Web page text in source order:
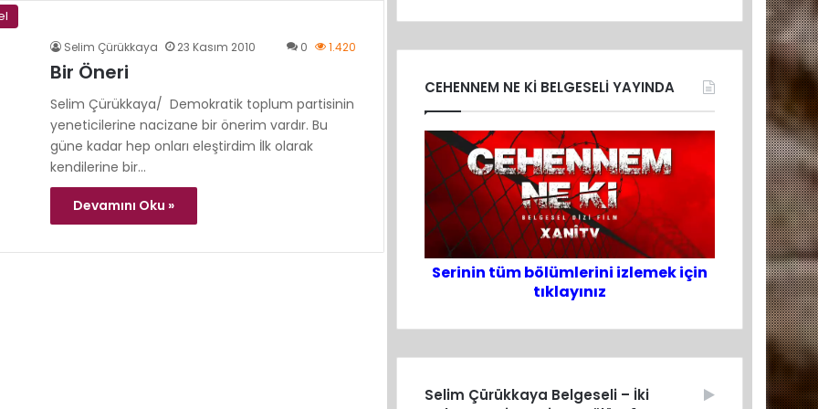
Selim Çürükkaya 23 Kasım 2010 0 1.420
Bir Öneri
Selim Çürükkaya/ Demokratik toplum partisinin
yeneticilerine nacizane bir önerim vardır. Bu
güne kadar hep onları eleştirdim İlk olarak
kendilerine bir…
Devamını Oku »
CEHENNEM NE Kİ BELGESELİ YAYINDA
Serinin tüm bölümlerini izlemek için
tıklayınız
Selim Çürükkaya Belgeseli – İki